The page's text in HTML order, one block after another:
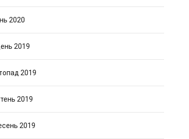
2020
2019
2019
2019
2019